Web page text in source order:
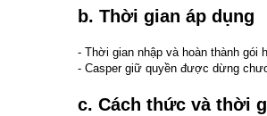
b. Thời gian áp dụng
- Thời gian nhập và hoàn thành gói
- Casper giữ quyền được dừng
c. Cách thức và thời